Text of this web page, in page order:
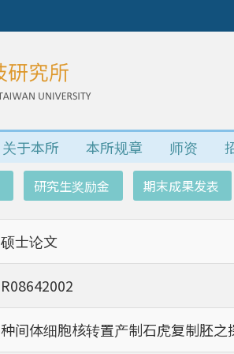
关于本所 本所规章 师资
研究生奖励金 期末成果发表
硕士论文
R08642002
种间体细胞核转置产制石虎复制胚之